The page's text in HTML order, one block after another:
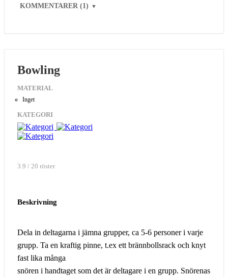
KOMMENTARER (1) ▼
Bowling
MATERIAL
Inget
KATEGORI
3.9 / 20 röster
Beskrivning
Dela in deltagarna i jämna grupper, ca 5-6 personer i varje
grupp. Ta en kraftig pinne, t.ex ett brännbollsrack och knyt
fast lika många
snören i handtaget som det är deltagare i en grupp. Snörenas